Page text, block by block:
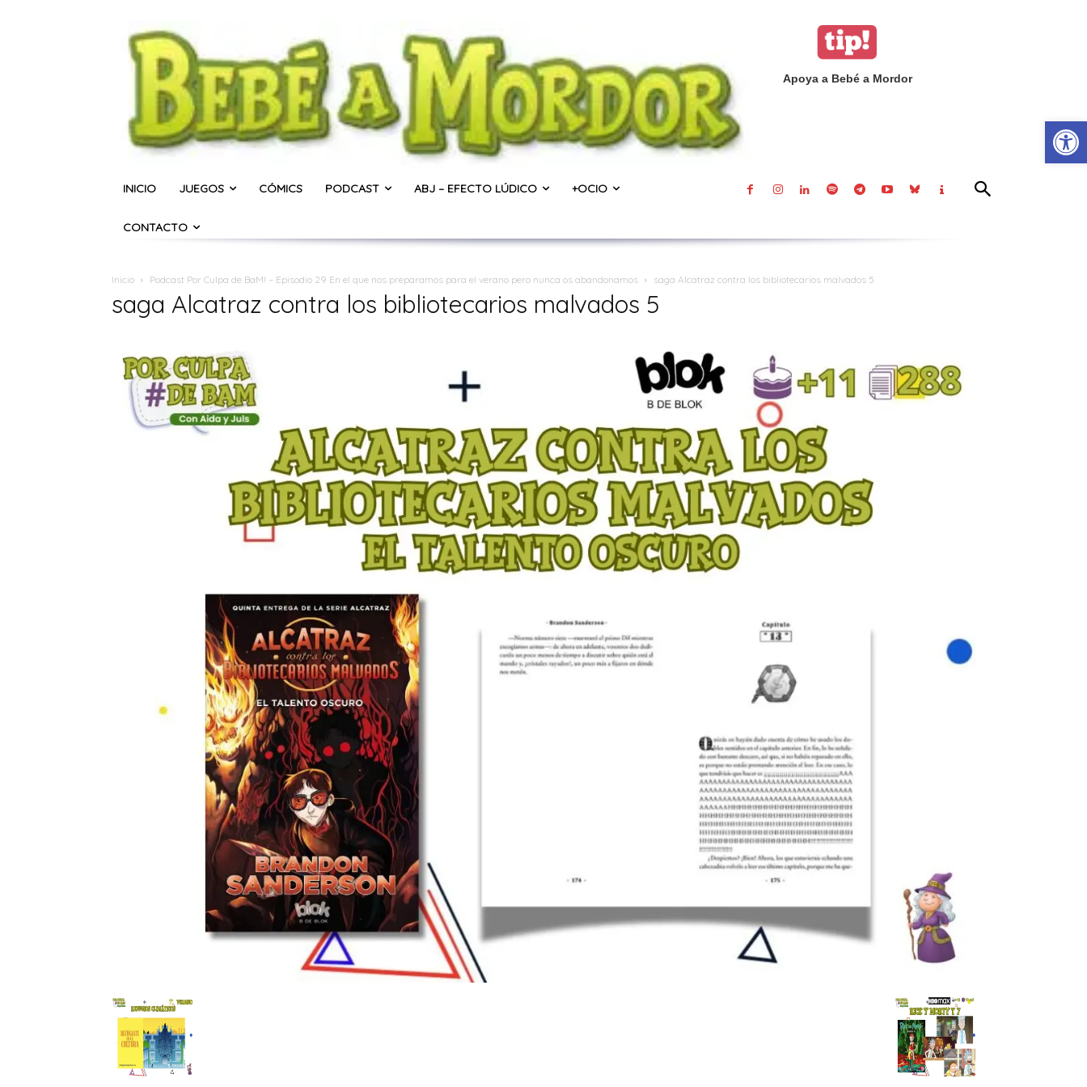
Apoya a Bebé a Mordor
INICIO JUEGOS CÓMICS PODCAST ABJ – EFECTO LÚDICO +OCIO
CONTACTO
Inicio Podcast Por Culpa de BaM! – Episodio 29 En el que nos preparamos para el verano pero nunca os abandonamos saga Alcatraz contra los bibliotecarios malvados 5
saga Alcatraz contra los bibliotecarios malvados 5